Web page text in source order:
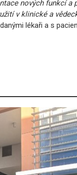
nových funkcí a
v klinické a
lékaři a s